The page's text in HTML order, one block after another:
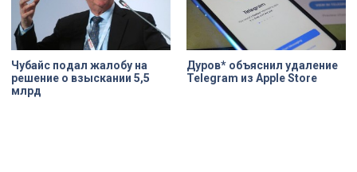
Чубайс подал жалобу на
решение о взыскании 5,5
млрд
Дуров* объяснил удаление
Telegram из Apple Store